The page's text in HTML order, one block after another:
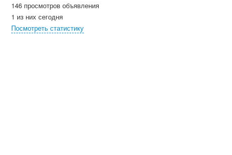
146 просмотров объявления
1 из них сегодня
Посмотреть статистику